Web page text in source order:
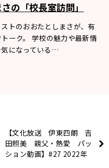
の「校長室訪問」
トのおおたとしまさが、有
ーク。 学校の魅力や最新情
になっている…
【文化放送 伊東四朗 吉
田照美 親父・熱愛 パッ
ション動画】#27 2022年